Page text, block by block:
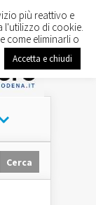
più reattivo e
l'utilizzo di cookie.
come eliminarli o
Accetta e chiudi